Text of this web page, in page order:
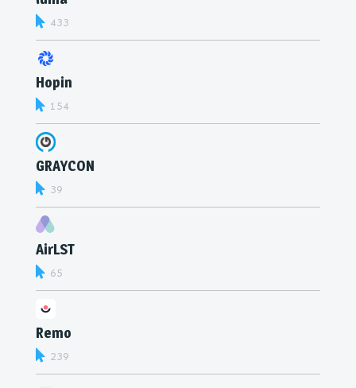
433
Hopin
154
GRAYCON
39
AirLST
65
Remo
239